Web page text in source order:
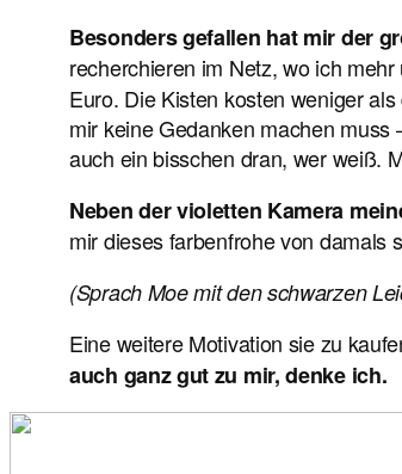
Besonders gefallen hat mir der
recherchieren im Netz, wo ich mehr
Euro. Die Kisten kosten weniger
mir keine Gedanken machen
auch ein bisschen dran, wer weiß.
Neben der violetten Kamera
mir dieses farbenfrohe von damals
(Sprach Moe mit den schwarzen
Eine weitere Motivation sie zu
auch ganz gut zu mir, denke ich.